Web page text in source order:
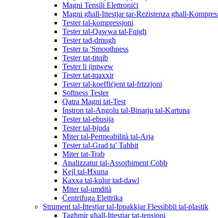
Magni Tensili Elettroniċi
Magni għall-Ittestjar tar-Reżistenza għall-
Tester tal-kompressjoni
Tester tal-Qawwa tal-Fqigħ
Tester tad-dmugħ
Tester ta 'Smoothness
Tester tat-titqib
Tester li jintwew
Tester tat-tqaxxir
Tester tal-koeffiċjent tal-frizzjoni
Softness Tester
Qatra Magni tat-Test
Instron tal-Angolu tal-Binarju tal-Kartuna
Tester tal-ebusija
Tester tal-bjuda
Miter tal-Permeabilità tal-Arja
Tester tal-Grad ta' Taħbit
Miter tat-Trab
Analizzatur tal-Assorbiment Cobb
Kejl tal-Ħxuna
Kaxxa tal-kulur tad-dawl
Miter tal-umdità
Ċentrifuga Elettrika
Strument tal-Ittestjar tal-Ippakkjar Flessibbli tal-plastik
Tagħmir għall-Ittestjar tat-tensjoni